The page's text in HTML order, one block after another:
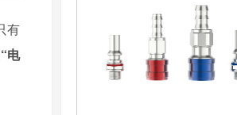
有
电